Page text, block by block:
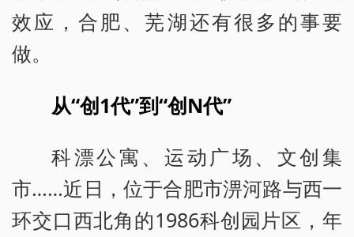
效应，合肥、芜湖还有很多的事要
做。
从“创1代”到“创N代”
科漂公寓、运动广场、文创集
市……近日，位于合肥市淠河路与西一
环交口西北角的1986科创园片区，年